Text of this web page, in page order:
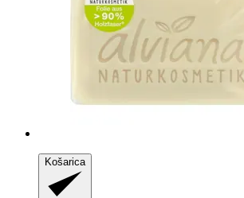
Košarica